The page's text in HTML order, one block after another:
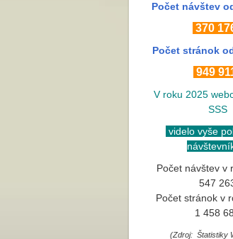
Počet návštev
370
Počet stránok
949
V roku 2025
SSS
videlo vyše
Počet návštev v
547
Počet stránok v
1 458
(Zdroj: Štatistiky